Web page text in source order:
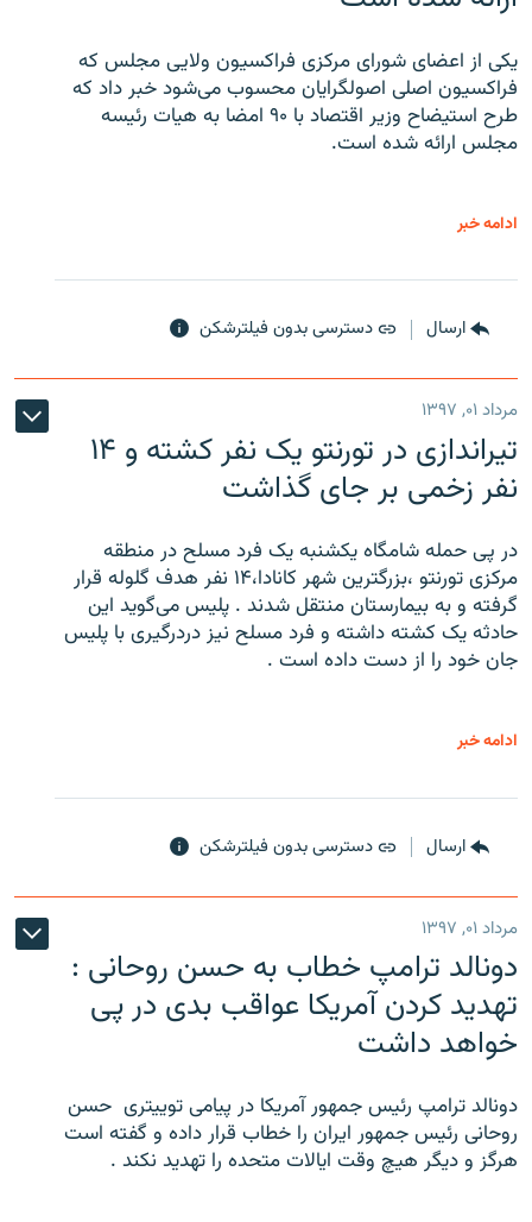
یکی از اعضای شورای مرکزی فراکسیون ولایی مجلس که
فراکسیون اصلی اصولگرایان محسوب می‌شود خبر داد که
طرح استیضاح وزیر اقتصاد با ۹۰ امضا به هیات رئیسه
مجلس ارائه شده است.
ادامه خبر
ارسال دسترسی بدون فیلترشکن
مرداد ۰۱, ۱۳۹۷
تیراندازی در تورنتو یک نفر کشته و ۱۴
نفر زخمی بر جای گذاشت
در پی حمله شامگاه یکشنبه یک فرد مسلح در منطقه
مرکزی تورنتو ،‌بزرگترین شهر کانادا،۱۴ نفر هدف گلوله قرار
گرفته و به بیمارستان منتقل شدند . پلیس می‌گوید این
حادثه یک کشته داشته و فرد مسلح نیز دردرگیری با پلیس
جان خود را از دست داده است .
ادامه خبر
ارسال دسترسی بدون فیلترشکن
مرداد ۰۱, ۱۳۹۷
دونالد ترامپ خطاب به حسن روحانی :
تهدید کردن آمریکا عواقب بدی در پی
خواهد داشت
دونالد ترامپ رئیس جمهور آمریکا در پیامی توییتری ‌ حسن
روحانی رئیس جمهور ایران را خطاب قرار داده و گفته است
هرگز و دیگر هیچ وقت ایالات متحده را تهدید نکند .